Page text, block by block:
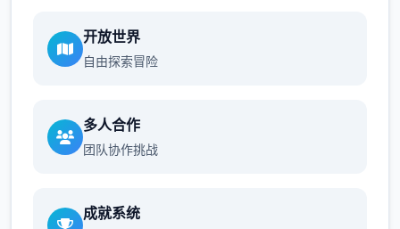
开放世界
自由探索冒险
多人合作
团队协作挑战
成就系统